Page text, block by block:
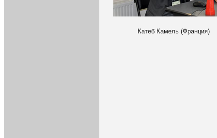
Катеб Камель (Франция)